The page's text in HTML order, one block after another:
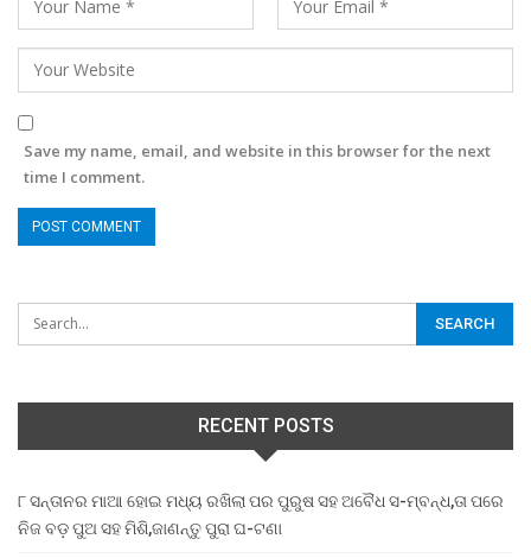
Save my name, email, and website in this browser for the next
time I comment.
RECENT POSTS
୮ ସନ୍ତାନର ମାଆ ହୋଇ ମଧ୍ୟ ରଖିଲା ପର ପୁରୁଷ ସହ ଅବୈଧ ସ-ମ୍ବନ୍ଧ,ତା ପରେ
ନିଜ ବଡ଼ ପୁଅ ସହ ମିଶି,ଜାଣନ୍ତୁ ପୁରା ଘ-ଟଣା